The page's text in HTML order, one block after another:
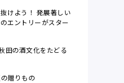
けよう！ 発展著しい
エントリーがスター
田の酒文化をたどる
贈りもの